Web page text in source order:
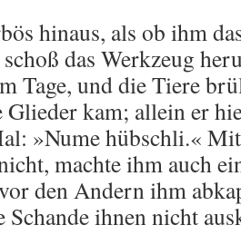
hinaus, als ob ihm
das Werkzeug
Tage, und die Tiere
kam; allein er
»Nume hübschli.«
machte ihm auch
den Andern ihm
Schande ihnen nicht